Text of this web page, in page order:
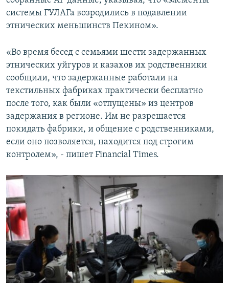
системы ГУЛАГа возродились в подавлении
этнических меньшинств Пекином».
«Во время бесед с семьями шести задержанных
этнических уйгуров и казахов их родственники
сообщили, что задержанные работали на
текстильных фабриках практически бесплатно
после того, как были «отпущены» из центров
задержания в регионе. Им не разрешается
покидать фабрики, и общение с родственниками,
если оно позволяется, находится под строгим
контролем», - пишет Financial Times.